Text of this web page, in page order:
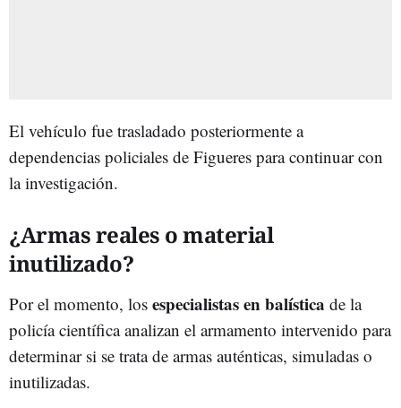
El vehículo fue trasladado posteriormente a
dependencias policiales de Figueres para continuar con
la investigación.
¿Armas reales o material
inutilizado?
Por el momento, los especialistas en balística de la
policía científica analizan el armamento intervenido para
determinar si se trata de armas auténticas, simuladas o
inutilizadas.